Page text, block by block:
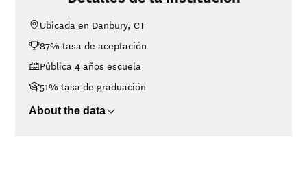
<$30K
$14,749
$30K-$48K $14,977
$48K-$75K $18,232
$75K-$110K
$20,460
Ubicada en Danbury, CT
87% tasa de aceptación
Pública 4 años escuela
51% tasa de graduación
About the data